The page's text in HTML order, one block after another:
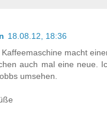
18.08.12, 18:36
macht
auch mal eine neue.
umsehen.